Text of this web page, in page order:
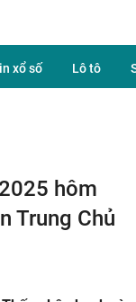
xổ số Lô tô
hôm
Trung Chủ